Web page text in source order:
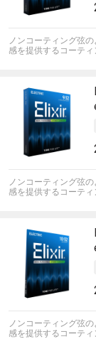
ノンコーティング弦
感を提供するコーティ
ノンコーティング弦
感を提供するコーティ
ノンコーティング弦
感を提供するコーティ